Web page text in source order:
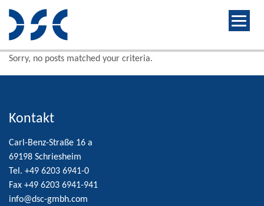
Sorry, no posts matched your criteria.
Kontakt
Carl-Benz-Straße 16 a
69198 Schriesheim
Tel. +49 6203 6941-0
Fax +49 6203 6941-941
info@dsc-gmbh.com